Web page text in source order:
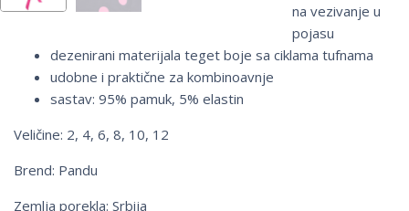
na vezivanje u
pojasu
dezenirani materijala teget boje sa ciklama tufnama
udobne i praktične za kombinoavnje
sastav: 95% pamuk, 5% elastin
Veličine: 2, 4, 6, 8, 10, 12
Brend: Pandu
Zemlja porekla: Srbija